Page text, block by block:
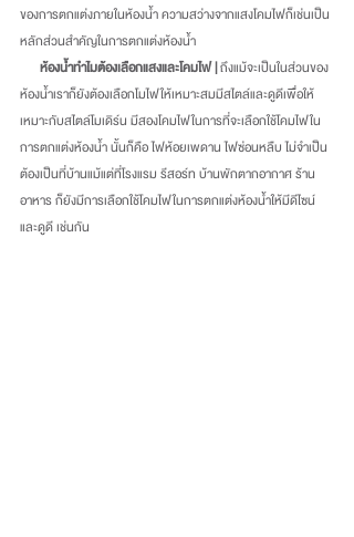
ของการตกแต่งภายในห้องน้ำ ความสว่างจากแสงโคมไฟก็เช่นเป็น
หลักส่วนสำคัญในการตกแต่งห้องน้ำ
ห้องน้ำทำไมต้องเลือกแสงและโคมไฟ | ถึงแม้จะเป็นในส่วนของ
ห้องน้ำเราก็ยังต้องเลือกโมไฟให้เหมาะสมมีสไตล์และดูดีเพื่อให้
เหมาะกับสไตล์โมเดิร์น มีสองโคมไฟในการที่จะเลือกใช้โคมไฟใน
การตกแต่งห้องน้ำ นั้นก็คือ ไฟห้อยเพดาน ไฟซ่อนหลืบ ไม่จำเป็น
ต้องเป็นที่บ้านแม้แต่ที่โรงแรม รีสอร์ท บ้านพักตากอากาศ ร้าน
อาหาร ก็ยังมีการเลือกใช้โคมไฟในการตกแต่งห้องน้ำให้มีดีไซน์
และดูดี เช่นกัน